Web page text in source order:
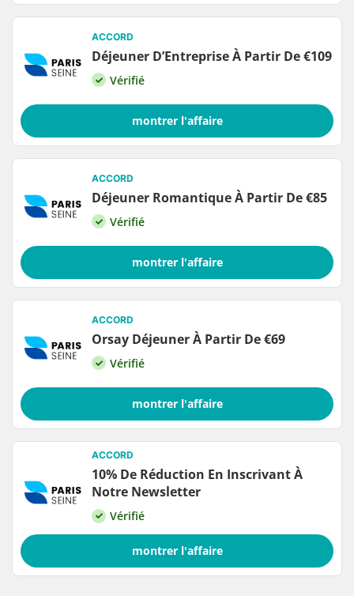
ACCORD
Déjeuner D’Entreprise À Partir De €109
Vérifié
montrer l'affaire
ACCORD
Déjeuner Romantique À Partir De €85
Vérifié
montrer l'affaire
ACCORD
Orsay Déjeuner À Partir De €69
Vérifié
montrer l'affaire
ACCORD
10% De Réduction En Inscrivant À
Notre Newsletter
Vérifié
montrer l'affaire